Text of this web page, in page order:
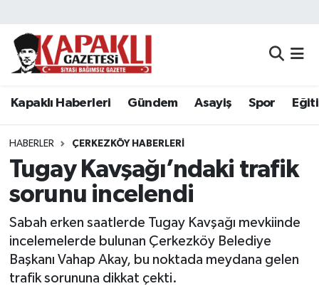
Kapaklı Haberleri Gündem Asayiş Spor
HABERLER ÇERKEZKÖY HABERLERI
Tugay Kavşağı’ndaki trafik
sorunu incelendi
Sabah erken saatlerde Tugay Kavşağı mevkiinde
incelemelerde bulunan Çerkezköy Belediye
Başkanı Vahap Akay, bu noktada meydana gelen
trafik sorununa dikkat çekti.
Kapaklı Haberleri
Asayiş
Spor
Eğitim
Siyaset
Resmi Reklamlar
Tekirdağ Nöbetçi Eczaneler
Tekirdağ Namaz Vakitleri
Tekirdağ Trafik Yoğunluk Haritası
Süper Lig Puan Durumu ve Fikstür
Tüm Manşetler
Son Dakika Haberleri